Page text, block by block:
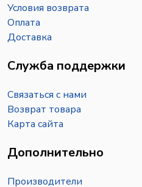
Условия возврата
Оплата
Доставка
Служба поддержки
Связаться с нами
Возврат товара
Карта сайта
Дополнительно
Производители